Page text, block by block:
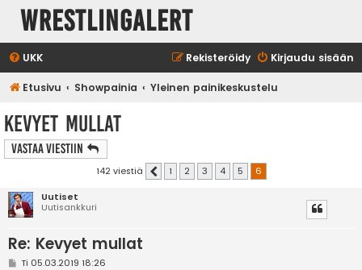
WrestlingAlert
UKK Kirjaudu sisään
Rekisteröidy
Etusivu Showpainia Yleinen painikeskustelu
Kevyet mullat
Vastaa Viestiin
142 viestiä Edellinen
1 2 3 4 5
6
Uutiset
Uutisankkuri
Re: Kevyet mullat
VTi 05.03.2019 18:26